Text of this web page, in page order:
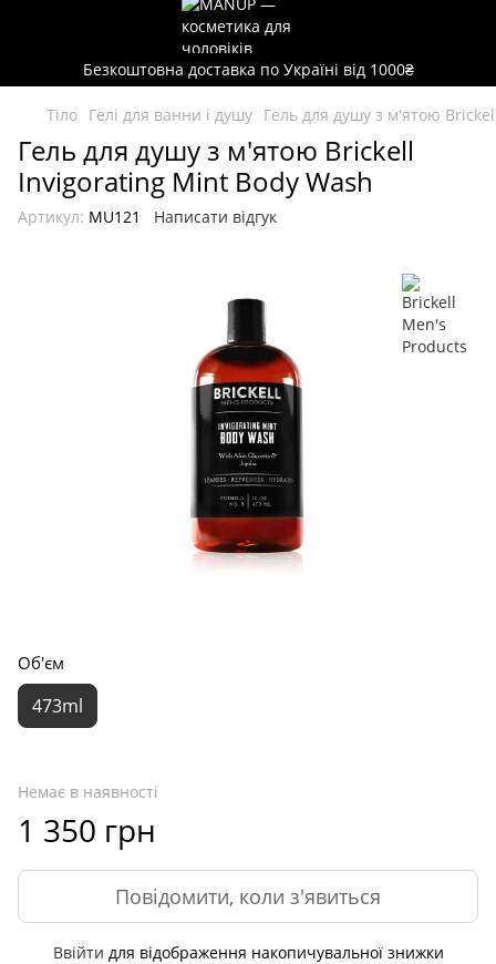
Безкоштовна доставка по Україні від 1000₴
Тіло Гелі для ванни і душу Гель для душу з м'ятою
Гель для душу з м'ятою Brickell
Invigorating Mint Body Wash
Артикул: MU121 Написати відгук
Об'єм
473ml
Немає в наявності
1 350 грн
Повідомити, коли з'явиться
Ввійти для відображення накопичувальної знижки